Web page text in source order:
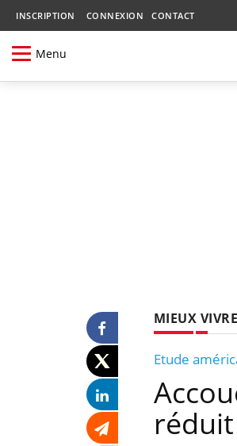
INSCRIPTION CONNEXION CONTACT
Menu
MIEUX VIVRE
Etude